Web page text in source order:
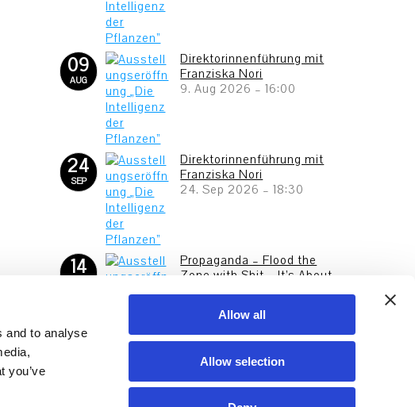
and to analyse
you’ve
Allow all
Allow selection
09
AUG
Direktorinnenführung mit
Franziska Nori
9. Aug 2026 –16:00
24
SEP
Direktorinnenführung mit
Franziska Nori
24. Sep 2026 –18:30
14
Propaganda – Flood the
Zone with Shit – It’s About
Money, Stupid!
And This Is Us 2027 – Junge
23. Apr 2027–25. Jul 2027